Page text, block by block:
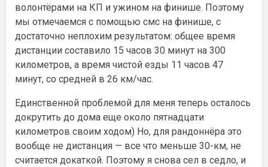
волонтёрами на КП и ужином на финише. Поэтому
мы отмечаемся с помощью смс на финише, с
достаточно неплохим результатом: общее время
дистанции составило 15 часов 30 минут на 300
километров, а время чистой езды 11 часов 47
минут, со средней в 26 км/час.
Единственной проблемой для меня теперь осталось
докрутить до дома еще около пятнадцати
километров своим ходом) Но, для рандоннёра это
вообще не дистанция — все что меньше 30-км, не
считается докаткой. Поэтому я снова сел в седло, и